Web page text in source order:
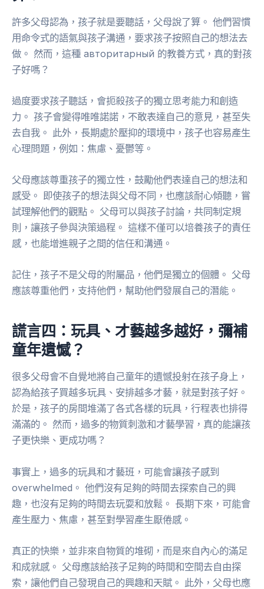
許多父母認為，孩子就是要聽話，父母說了算。 他們習慣
用命令式的語氣與孩子溝通，要求孩子按照自己的想法去
做。 然而，這種 авторитарный 的教養方式，真的對孩
子好嗎？
過度要求孩子聽話，會扼殺孩子的獨立思考能力和創造
力。 孩子會變得唯唯諾諾，不敢表達自己的意見，甚至失
去自我。 此外，長期處於壓抑的環境中，孩子也容易產生
心理問題，例如：焦慮、憂鬱等。
父母應該尊重孩子的獨立性，鼓勵他們表達自己的想法和
感受。 即使孩子的想法與父母不同，也應該耐心傾聽，嘗
試理解他們的觀點。 父母可以與孩子討論，共同制定規
則，讓孩子參與決策過程。 這樣不僅可以培養孩子的責任
感，也能增進親子之間的信任和溝通。
記住，孩子不是父母的附屬品，他們是獨立的個體。 父母
應該尊重他們，支持他們，幫助他們發展自己的潛能。
謊言四：玩具、才藝越多越好，彌補
童年遺憾？
很多父母會不自覺地將自己童年的遺憾投射在孩子身上，
認為給孩子買越多玩具、安排越多才藝，就是對孩子好。
於是，孩子的房間堆滿了各式各樣的玩具，行程表也排得
滿滿的。 然而，過多的物質刺激和才藝學習，真的能讓孩
子更快樂、更成功嗎？
事實上，過多的玩具和才藝班，可能會讓孩子感到
overwhelmed。 他們沒有足夠的時間去探索自己的興
趣，也沒有足夠的時間去玩耍和放鬆。 長期下來，可能會
產生壓力、焦慮，甚至對學習產生厭倦感。
真正的快樂，並非來自物質的堆砌，而是來自內心的滿足
和成就感。 父母應該給孩子足夠的時間和空間去自由探
索，讓他們自己發現自己的興趣和天賦。 此外，父母也應